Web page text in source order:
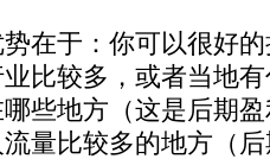
在于：你可以很好
比较多，或者当地
些地方（这是后期
量比较多的地方（